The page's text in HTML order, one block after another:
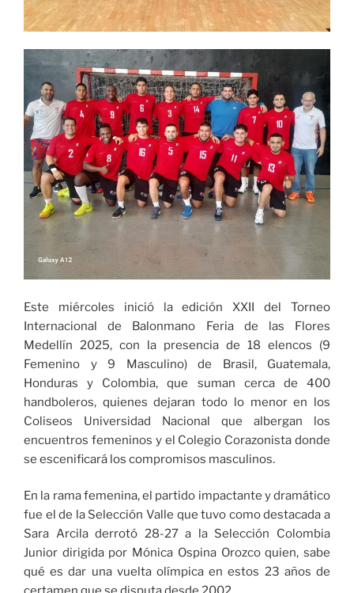
Este miércoles inició la edición XXII del Torneo
Internacional de Balonmano Feria de las Flores
Medellín 2025, con la presencia de 18 elencos (9
Femenino y 9 Masculino) de Brasil, Guatemala,
Honduras y Colombia, que suman cerca de 400
handboleros, quienes dejaran todo lo menor en los
Coliseos Universidad Nacional que albergan los
encuentros femeninos y el Colegio Corazonista donde
se escenificará los compromisos masculinos.
En la rama femenina, el partido impactante y dramático
fue el de la Selección Valle que tuvo como destacada a
Sara Arcila derrotó 28-27 a la Selección Colombia
Junior dirigida por Mónica Ospina Orozco quien, sabe
qué es dar una vuelta olímpica en estos 23 años de